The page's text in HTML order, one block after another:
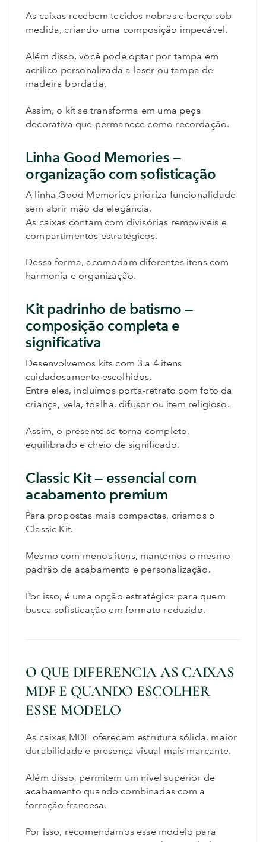
As caixas recebem tecidos nobres e berço sob
medida, criando uma composição impecável.
Além disso, você pode optar por tampa em
acrílico personalizada a laser ou tampa de
madeira bordada.
Assim, o kit se transforma em uma peça
decorativa que permanece como recordação.
Linha Good Memories —
organização com sofisticação
A linha Good Memories prioriza funcionalidade
sem abrir mão da elegância.
As caixas contam com divisórias removíveis e
compartimentos estratégicos.
Dessa forma, acomodam diferentes itens com
harmonia e organização.
Kit padrinho de batismo —
composição completa e
significativa
Desenvolvemos kits com 3 a 4 itens
cuidadosamente escolhidos.
Entre eles, incluímos porta-retrato com foto da
criança, vela, toalha, difusor ou item religioso.
Assim, o presente se torna completo,
equilibrado e cheio de significado.
Classic Kit — essencial com
acabamento premium
Para propostas mais compactas, criamos o
Classic Kit.
Mesmo com menos itens, mantemos o mesmo
padrão de acabamento e personalização.
Por isso, é uma opção estratégica para quem
busca sofisticação em formato reduzido.
O QUE DIFERENCIA AS CAIXAS
MDF E QUANDO ESCOLHER
ESSE MODELO
As caixas MDF oferecem estrutura sólida, maior
durabilidade e presença visual mais marcante.
Além disso, permitem um nível superior de
acabamento quando combinadas com a
forração francesa.
Por isso, recomendamos esse modelo para